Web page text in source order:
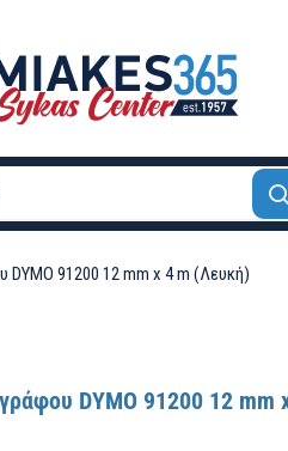
DYMO 91200 12 mm x 4 m (Λευκή)
DYMO 91200 12